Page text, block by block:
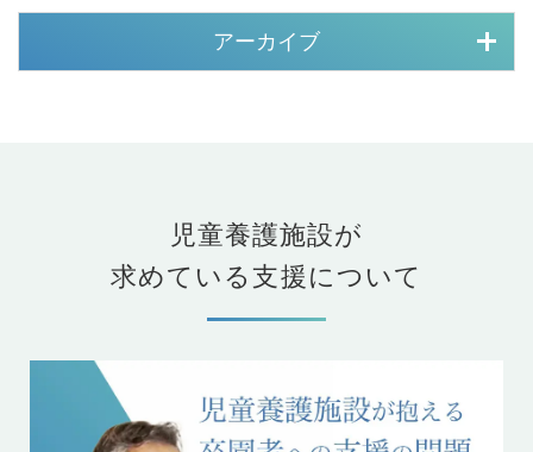
アーカイブ
児童養護施設が
求めている支援について